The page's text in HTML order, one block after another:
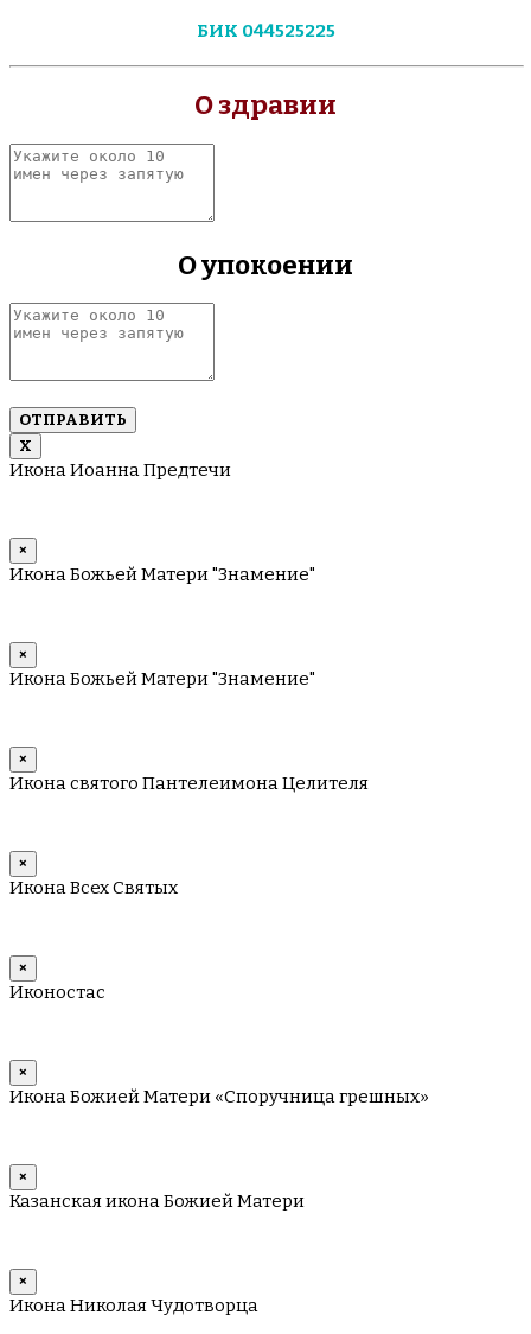
БИК 044525225
О здравии
Укажите
около
имен
О упокоении
Укажите
около
имен
запятую
Х
Икона Иоанна Предтечи
×
Икона Божьей Матери "Знамение"
×
Икона Божьей Матери "Знамение"
×
Икона святого Пантелеимона Целителя
×
Икона Всех Святых
×
Иконостас
×
Икона Божией Матери «Споручница грешных»
×
Казанская икона Божией Матери
×
Икона Николая Чудотворца